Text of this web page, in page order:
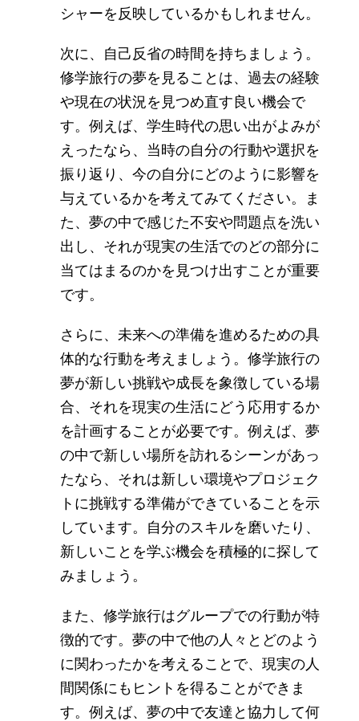
シャーを反映しているかもしれません。
次に、自己反省の時間を持ちましょう。
修学旅行の夢を見ることは、過去の経験
や現在の状況を見つめ直す良い機会で
す。例えば、学生時代の思い出がよみが
えったなら、当時の自分の行動や選択を
振り返り、今の自分にどのように影響を
与えているかを考えてみてください。ま
た、夢の中で感じた不安や問題点を洗い
出し、それが現実の生活でのどの部分に
当てはまるのかを見つけ出すことが重要
です。
さらに、未来への準備を進めるための具
体的な行動を考えましょう。修学旅行の
夢が新しい挑戦や成長を象徴している場
合、それを現実の生活にどう応用するか
を計画することが必要です。例えば、夢
の中で新しい場所を訪れるシーンがあっ
たなら、それは新しい環境やプロジェク
トに挑戦する準備ができていることを示
しています。自分のスキルを磨いたり、
新しいことを学ぶ機会を積極的に探して
みましょう。
また、修学旅行はグループでの行動が特
徴的です。夢の中で他の人々とどのよう
に関わったかを考えることで、現実の人
間関係にもヒントを得ることができま
す。例えば、夢の中で友達と協力して何